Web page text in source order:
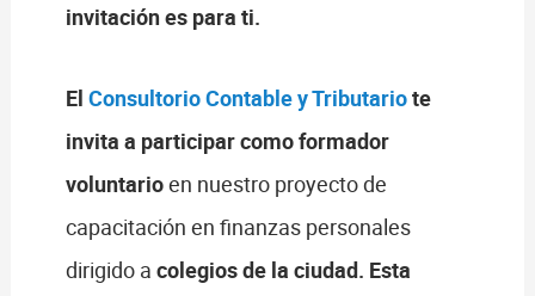
invitación es para ti.
El Consultorio Contable y Tributariote
invita a participar como formador
voluntarioen nuestro proyecto de
capacitación en finanzas personales
dirigido a colegios de la ciudad. Esta